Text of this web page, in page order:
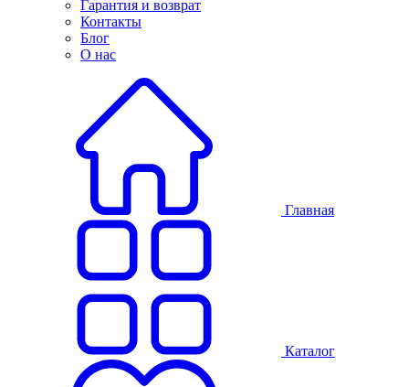
Гарантия и возврат
Контакты
Блог
О нас
Главная
Каталог